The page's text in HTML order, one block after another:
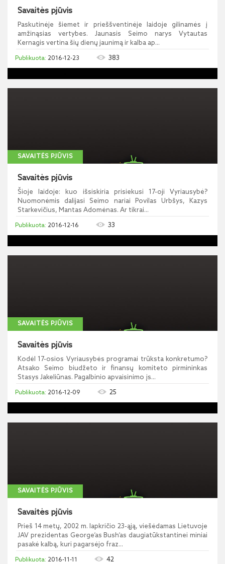
Savaitės pjūvis
Paskutinėje šiemet ir prieššventinėje laidoje gilinamės į
amžinąsias vertybes. Jaunasis Seimo narys Vytautas
Kernagis vertina šių dienų jaunimą ir kalba ap...
2016-12-23 383
SAVAITĖS PJŪVIS
Savaitės pjūvis
Šioje laidoje: kuo išsiskiria prisiekusi 17-oji Vyriausybė?
Nuomonėmis dalijasi Seimo nariai Povilas Urbšys, Kazys
Starkevičius, Mantas Adomėnas. Ar tikrai...
2016-12-16 33
SAVAITĖS PJŪVIS
Savaitės pjūvis
Kodėl 17-osios Vyriausybės programai trūksta konkretumo?
Atsako Seimo biudžeto ir finansų komiteto pirmininkas
Stasys Jakeliūnas. Pagalbinio apvaisinimo įs...
2016-12-09 25
SAVAITĖS PJŪVIS
Savaitės pjūvis
Prieš 14 metų, 2002 m. lapkričio 23-ąją, viešėdamas Lietuvoje
JAV prezidentas George‘as Bush‘as daugiatūkstantinei miniai
pasakė kalbą, kuri pagarsėjo fraz...
2016-11-11 42